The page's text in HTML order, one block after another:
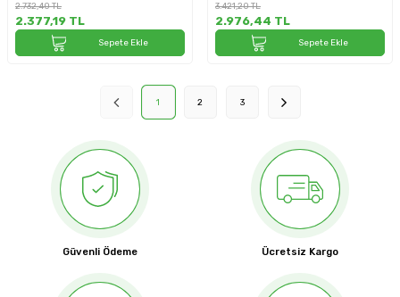
2.732,40TL
2.377,19 TL
Sepete Ekle
3.421,20TL
2.976,44 TL
Sepete Ekle
1 2 3
Güvenli Ödeme Ücretsiz Kargo